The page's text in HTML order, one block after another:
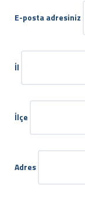
E-posta adresiniz
İl
İlçe
Adres